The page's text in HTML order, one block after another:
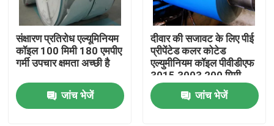
वीडियो
हमारे बारे में
फैक्टरी यात्रा
संक्षारण प्रतिरोध एल्यूमिनियम
कॉइल 100 मिमी 180 एमपीए
गर्मी उपचार क्षमता अच्छी है
जांच भेजें
दीवार की सजावट के लिए पीई
प्रीपेंटेड कलर कोटेड
एल्युमीनियम कॉइल पीवीडीएफ
3015 3003 200 मिमी
जांच भेजें